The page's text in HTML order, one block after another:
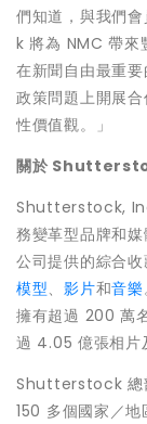
們知道，與我們
k 將為 NMC 帶
在新聞自由最重
政策問題上開展
性價值觀。」
關於
Shutterstock,
務變革型品牌和
公司提供的綜合
模型、影片和音樂
擁有超過 200 萬
過 4.05 億張相片
Shutterstock 總
150 多個國家／